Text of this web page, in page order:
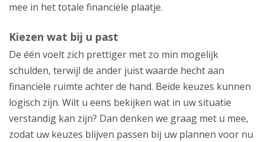
mee in het totale financiële plaatje.
Kiezen wat bij u past
De één voelt zich prettiger met zo min mogelijk
schulden, terwijl de ander juist waarde hecht aan
financiële ruimte achter de hand. Beide keuzes kunnen
logisch zijn. Wilt u eens bekijken wat in uw situatie
verstandig kan zijn? Dan denken we graag met u mee,
zodat uw keuzes blijven passen bij uw plannen voor nu